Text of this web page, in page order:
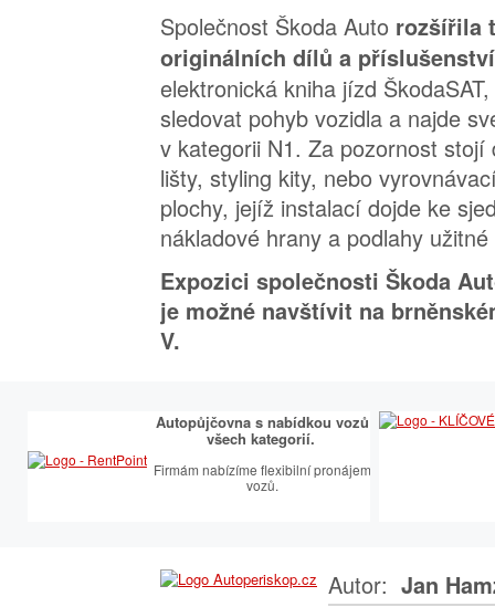
Společnost Škoda Auto rozšířila
originálních dílů a
elektronická kniha jízd
sledovat pohyb vozidla a najde
v kategorii N1. Za pozornost
lišty, styling kity, nebo
plochy, jejíž instalací dojde ke
nákladové hrany a podlahy
Expozici společnosti Škoda
je možné navštívit na
V.
Autopůjčovna s nabídkou vozů
všech kategorií.
Firmám nabízíme flexibilní pronájem
vozů.
Autor: Jan